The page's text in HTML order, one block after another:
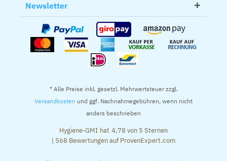
Newsletter
* Alle Preise inkl. gesetzl. Mehrwertsteuer zzgl.
Versandkosten und ggf. Nachnahmegebühren, wenn nicht
anders beschrieben
Hygiene-GMI hat 4,78 von 5 Sternen
| 568 Bewertungen auf ProvenExpert.com